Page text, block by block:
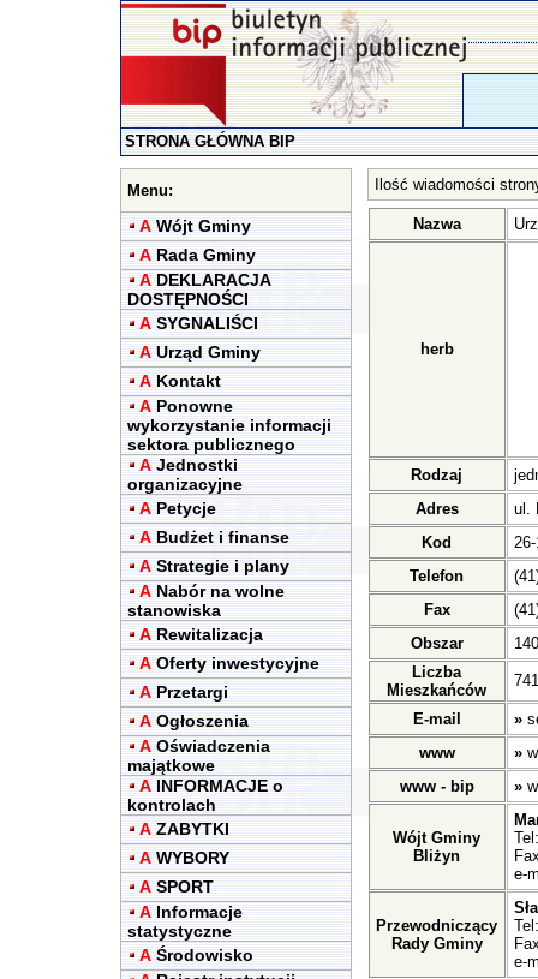
STRONA GŁÓWNA BIP
Menu:
A Wójt Gminy
A Rada Gminy
A DEKLARACJA
DOSTĘPNOŚCI
A SYGNALIŚCI
A Urząd Gminy
A Kontakt
A Ponowne
wykorzystanie informacji
sektora publicznego
A Jednostki
organizacyjne
A Petycje
A Budżet i finanse
A Strategie i plany
A Nabór na wolne
stanowiska
A Rewitalizacja
A Oferty inwestycyjne
A Przetargi
A Ogłoszenia
A Oświadczenia
majątkowe
A INFORMACJE o
kontrolach
A ZABYTKI
A WYBORY
A SPORT
A Informacje
statystyczne
A Środowisko
Ilość wiadomości
Nazwa
herb
Rodzaj
Adres
ul.
Kod
Telefon
Fax
Obszar
Liczba
Mieszkańców
E-mail »
www
»
www - bip
»
Wójt Gminy
Bliżyn
e-
Przewodniczący
Rady Gminy
e-